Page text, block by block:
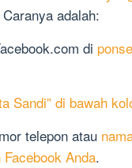
adalah:
di
Sandi” di bawah
telepon atau
Anda.